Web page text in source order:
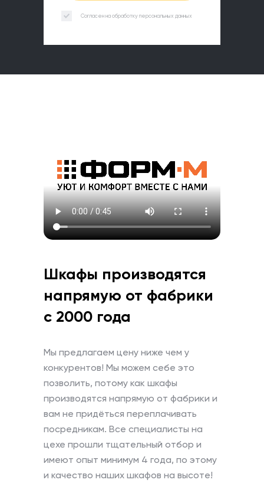
Согласен на обработку персональных данных
Шкафы производятся
напрямую от фабрики
с 2000 года
Мы предлагаем цену ниже чем у
конкурентов! Мы можем себе это
позволить, потому как шкафы
производятся напрямую от фабрики и
вам не придёться переплачивать
посредникам. Все специалисты на
цехе прошли тщательный отбор и
имеют опыт минимум 4 года, по этому
и качество наших шкафов на высоте!